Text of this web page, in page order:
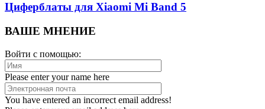
Циферблаты для Xiaomi Mi Band 5
ВАШЕ МНЕНИЕ
Войти с помощью:
Please enter your name here
You have entered an incorrect email address!